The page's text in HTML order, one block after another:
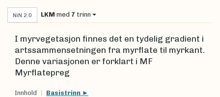
NiN 2.0 LKM med 7 trinn
I myrvegetasjon finnes det en tydelig gradient i
artssammensetningen fra myrflate til myrkant.
Denne variasjonen er forklart i MF
Myrflatepreg
Innhold Basistrinn